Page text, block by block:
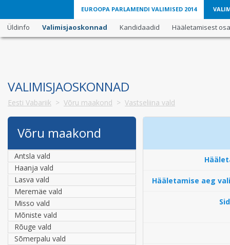
EUROOPA PARLAMENDI VALIMISED 2014
Üldinfo Valimisjaoskonnad Kandidaadid Hääletamisest
VALIMISJAOSKONNAD
Eesti Vabariik > Võru maakond > Vastseliina vald
Võru maakond
Antsla vald
Haanja vald
Lasva vald
Meremäe vald
Misso vald
Mõniste vald
Rõuge vald
Sõmerpalu vald
Hääletamise aeg